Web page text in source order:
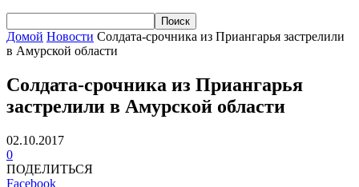
Домой Новости Солдата-срочника из Приангарья застрелили
в Амурской области
Солдата-срочника из Приангарья
застрелили в Амурской области
02.10.2017
0
ПОДЕЛИТЬСЯ
Facebook